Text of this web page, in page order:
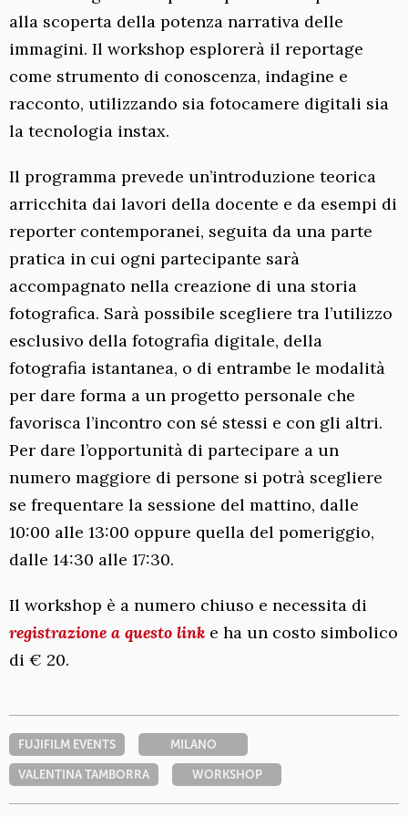
alla scoperta della potenza narrativa delle
immagini. Il workshop esplorerà il reportage
come strumento di conoscenza, indagine e
racconto, utilizzando sia fotocamere digitali sia
la tecnologia instax.
Il programma prevede un’introduzione teorica
arricchita dai lavori della docente e da esempi di
reporter contemporanei, seguita da una parte
pratica in cui ogni partecipante sarà
accompagnato nella creazione di una storia
fotografica. Sarà possibile scegliere tra l’utilizzo
esclusivo della fotografia digitale, della
fotografia istantanea, o di entrambe le modalità
per dare forma a un progetto personale che
favorisca l’incontro con sé stessi e con gli altri.
Per dare l’opportunità di partecipare a un
numero maggiore di persone si potrà scegliere
se frequentare la sessione del mattino, dalle
10:00 alle 13:00 oppure quella del pomeriggio,
dalle 14:30 alle 17:30.
Il workshop è a numero chiuso e necessita di
registrazione a questo link e ha un costo simbolico
di € 20.
FUJIFILM EVENTS MILANO
VALENTINA TAMBORRA WORKSHOP